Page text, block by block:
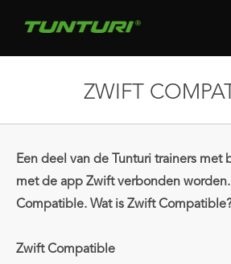
ZWIFT
Een deel van de Tunturi trainers met
met de app Zwift verbonden
Compatible. Wat is Zwift
Zwift Compatible